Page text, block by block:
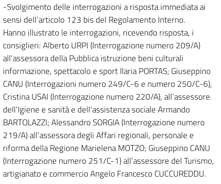
-Svolgimento delle interrogazioni a risposta immediata ai
sensi dell’articolo 123 bis del Regolamento Interno.
Hanno illustrato le interrogazioni, ricevendo risposta, i
consiglieri: Alberto URPI (Interrogazione numero 209/A)
all’assessora della Pubblica istruzione beni culturali
informazione, spettacolo e sport Ilaria PORTAS; Giuseppino
CANU (Interrogazioni numero 249/C-6 e numero 250/C-6),
Cristina USAI (Interrogazione numero 220/A), all’assessore
dell’Igiene e sanità e dell’assistenza sociale Armando
BARTOLAZZI; Alessandro SORGIA (Interrogazione numero
219/A) all’assessora degli Affari regionali, personale e
riforma della Regione Marielena MOTZO; Giuseppino CANU
(Interrogazione numero 251/C-1) all’assessore del Turismo,
artigianato e commercio Angelo Francesco CUCCUREDDU.